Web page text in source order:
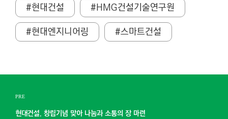
#현대건설
#HMG건설기술연구원
#현대엔지니어링
#스마트건설
PRE
현대건설, 창립기념 맞아 나눔과 소통의 장 마련